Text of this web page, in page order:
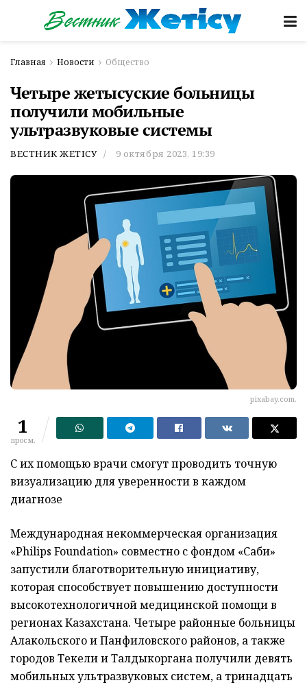
Главная Новости Общество
Четыре жетысуские больницы
получили мобильные
ультразвуковые системы
ВЕСТНИК ЖЕТІСУ 9 октября 2023, 19:39
pixabay.com.
1
просм.
С их помощью врачи смогут проводить точную
визуализацию для уверенности в каждом
диагнозе
Международная некоммерческая организация
«Philips Foundation» совместно с фондом «Саби»
запустили благотворительную инициативу,
которая способствует повышению доступности
высокотехнологичной медицинской помощи в
регионах Казахстана. Четыре районные больницы
Алакольского и Панфиловского районов, а также
городов Текели и Талдыкоргана получили девять
мобильных ультразвуковых систем, а тринадцать